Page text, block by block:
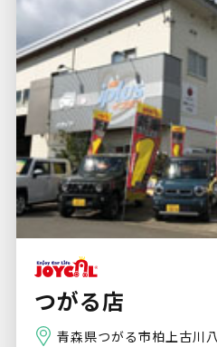
つがる店
青森県つがる市柏上古川